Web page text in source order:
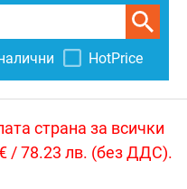
HotPrice
страна за всички
/ 78.23 лв. (без ДДС).